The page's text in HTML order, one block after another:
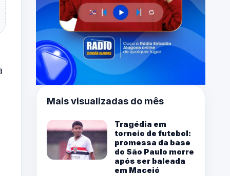
Mais visualizadas do mês
Tragédia em
torneio de futebol:
promessa da base
do São Paulo morre
após ser baleada
em Maceió